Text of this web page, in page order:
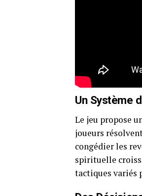
Un Système
Le jeu propose
joueurs
congédier les
spirituelle
tactiques variés